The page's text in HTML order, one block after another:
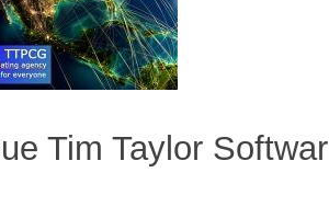
Tim Taylor